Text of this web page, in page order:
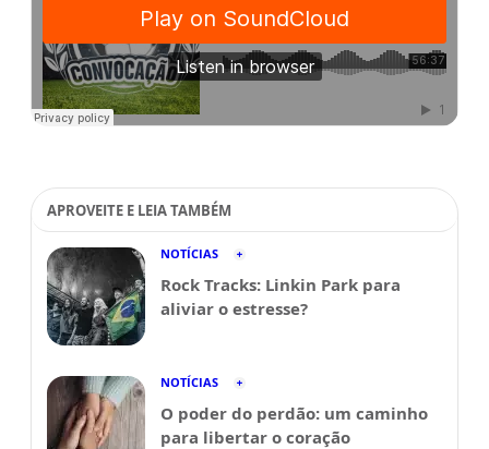
APROVEITE E LEIA TAMBÉM
NOTÍCIAS
Rock Tracks: Linkin Park para
aliviar o estresse?
NOTÍCIAS
O poder do perdão: um caminho
para libertar o coração